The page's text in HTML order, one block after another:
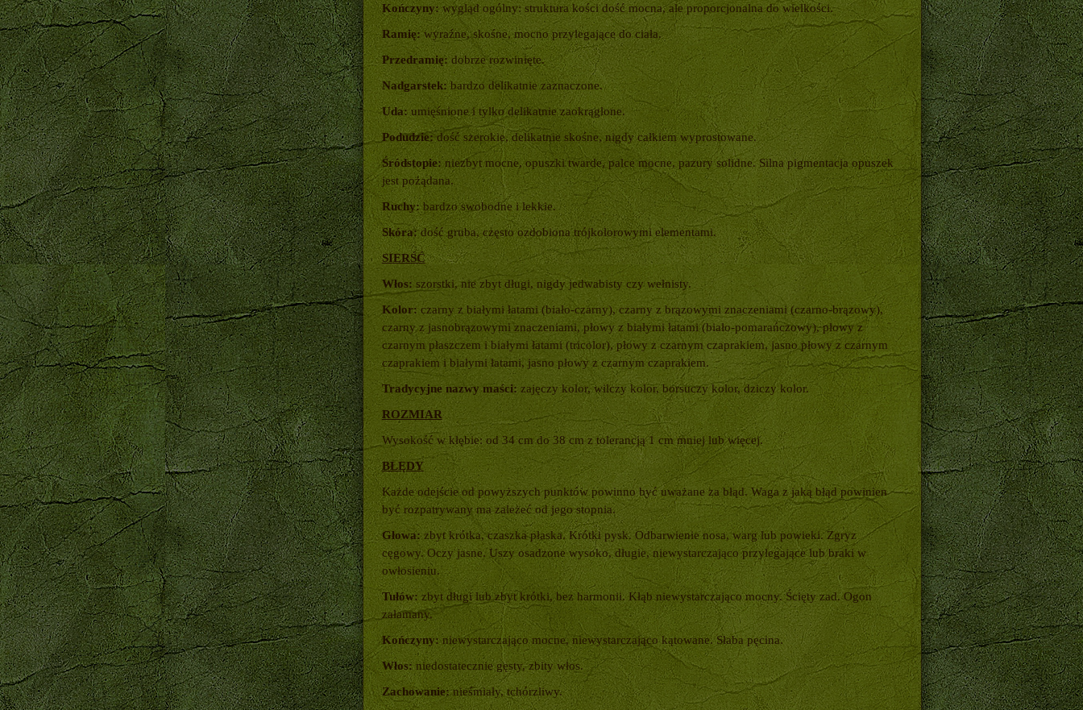
Kończyny:wygląd ogólny: struktura kości dość mocna, ale proporcjonalna do wielkości.
Ramię:wyraźne, skośne, mocno przylegające do ciała.
Przedramię:dobrze rozwinięte.
Nadgarstek:bardzo delikatnie zaznaczone.
Uda:umięśnione i tylko delikatnie zaokrąglone.
Podudzie:dość szerokie, delikatnie skośne, nigdy całkiem wyprostowane.
Śródstopie:niezbyt mocne, opuszki twarde, palce mocne, pazury solidne. Silna pigmentacja opuszek
jest pożądana.
Ruchy:bardzo swobodne i lekkie.
Skóra:dość gruba, często ozdobiona trójkolorowymi elementami.
SIERŚĆ
Włos: szorstki, nie zbyt długi, nigdy jedwabisty czy wełnisty.
Kolor:czarny z białymi łatami (biało-czarny), czarny z brązowymi znaczeniami (czarno-brązowy),
czarny z jasnobrązowymi znaczeniami, płowy z białymi łatami (biało-pomarańczowy), płowy z
czarnym płaszczem i białymi łatami (tricolor), płowy z czarnym czaprakiem, jasno płowy z czarnym
czaprakiem i białymi łatami, jasno płowy z czarnym czaprakiem.
Tradycyjne nazwy maści: zajęczy kolor, wilczy kolor, borsuczy kolor, dziczy kolor.
ROZMIAR
Wysokość w kłębie: od 34 cm do 38 cm z tolerancją 1 cm mniej lub więcej.
BŁĘDY
Każde odejście od powyższych punktów powinno być uważane za błąd. Waga z jaką błąd powinien
być rozpatrywany ma zależeć od jego stopnia.
Głowa:zbyt krótka, czaszka płaska. Krótki pysk. Odbarwienie nosa, warg lub powieki. Zgryz
cęgowy. Oczy jasne. Uszy osadzone wysoko, długie, niewystarczająco przylegające lub braki w
owłosieniu.
Tułów: zbyt długi lub zbyt krótki, bez harmonii. Kłąb niewystarczająco mocny. Ścięty zad. Ogon
załamany.
Kończyny:niewystarczająco mocne, niewystarczająco kątowane. Słaba pęcina.
Włos:niedostatecznie gęsty, zbity włos.
Zachowanie:nieśmiały, tchórzliwy.